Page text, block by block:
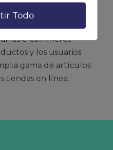
Todo
usuarios buscar y
.
las e-commerce
y los usuarios
gama de artículos
tiendas en línea.